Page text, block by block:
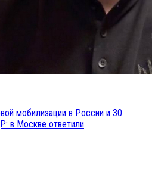
мобилизации в России и 30
в Москве ответили